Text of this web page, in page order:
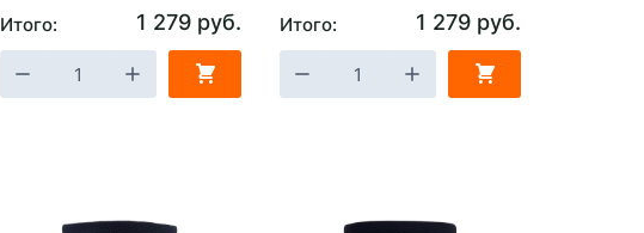
Итого: 1 279 руб. Итого: 1 279 руб.